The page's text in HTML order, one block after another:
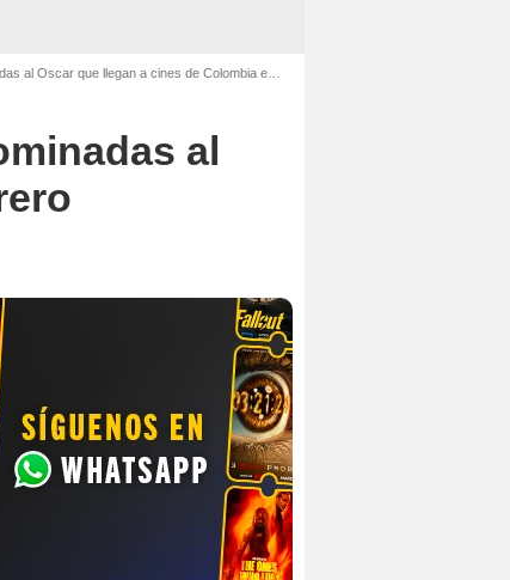
Oscar que llegan a cines de Colombia en febrero
al